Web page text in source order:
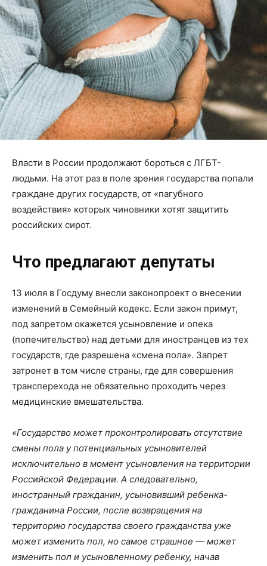
Власти в России продолжают бороться с ЛГБТ-
людьми. На этот раз в поле зрения государства попали
граждане других государств, от «пагубного
воздействия» которых чиновники хотят защитить
российских сирот.
Что предлагают депутаты
13 июля в Госдуму внесли законопроект о внесении
изменений в Семейный кодекс. Если закон примут,
под запретом окажется усыновление и опека
(попечительство) над детьми для иностранцев из тех
государств, где разрешена «смена пола». Запрет
затронет в том числе страны, где для совершения
трансперехода не обязательно проходить через
медицинские вмешательства.
«Государство может проконтролировать отсутствие
смены пола у потенциальных усыновителей
исключительно в момент усыновления на территории
Российской Федерации. А следовательно,
иностранный гражданин, усыновивший ребенка-
гражданина России, после возвращения на
территорию государства своего гражданства уже
может изменить пол, но самое страшное — может
изменить пол и усыновленному ребенку, начав